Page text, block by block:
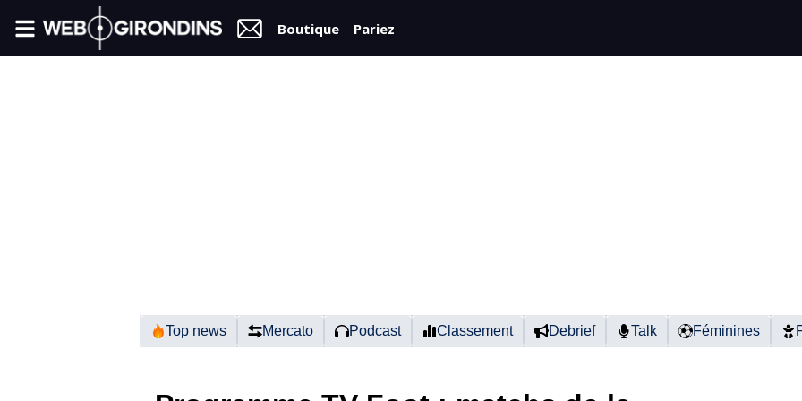
Boutique Pariez
Top news Mercato Podcast Classement Debrief Talk Féminines